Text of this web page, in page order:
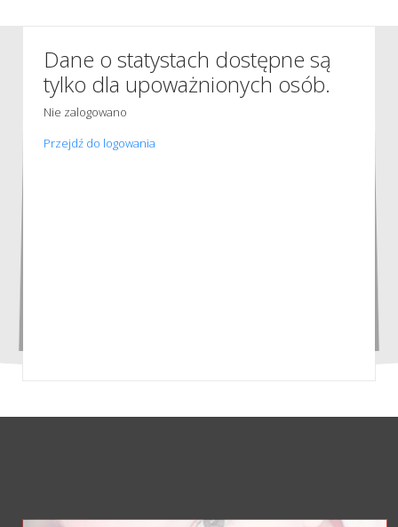
Dane o statystach dostępne są
tylko dla upoważnionych osób.
Nie zalogowano
Przejdź do logowania